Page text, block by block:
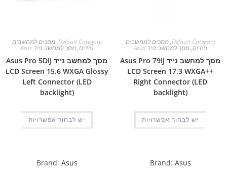
Default Category
,מסכים למחשבים
ניידים,מסך למחשב נייד Asus
מסך למחשב נייד Asus Pro 79IJ
LCD Screen 17.3 WXGA++
Right Connector (LED
backlight)
יש לבחור אפשרויות
Default Category
,מסכים למחשבים
ניידים,מסך למחשב נייד Asus
מסך למחשב נייד Asus Pro 5DIJ
LCD Screen 15.6 WXGA Glossy
Left Connector (LED
backlight)
יש לבחור אפשרויות
Brand: Asus
Brand: Asus